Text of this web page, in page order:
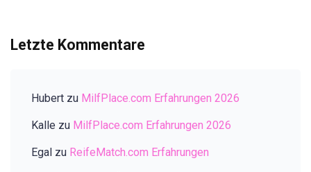
Letzte Kommentare
Hubert zu MilfPlace.com Erfahrungen 2026
Kalle zu MilfPlace.com Erfahrungen 2026
Egal zu ReifeMatch.com Erfahrungen